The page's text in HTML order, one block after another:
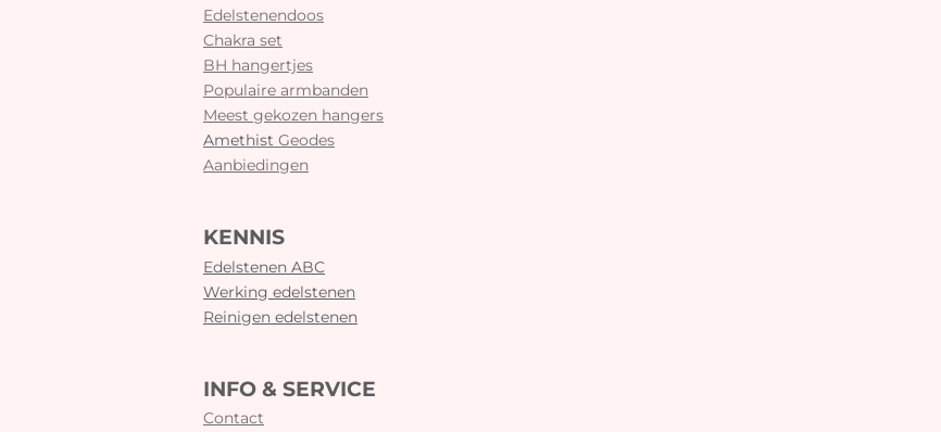
Edelstenendoos
Chakra set
BH hangertjes
Populaire armbanden
Meest gekozen hangers
Amethist Geodes
Aanbiedingen
KENNIS
Edelstenen ABC
Werking edelstenen
Reinigen edelstenen
INFO & SERVICE
Contact